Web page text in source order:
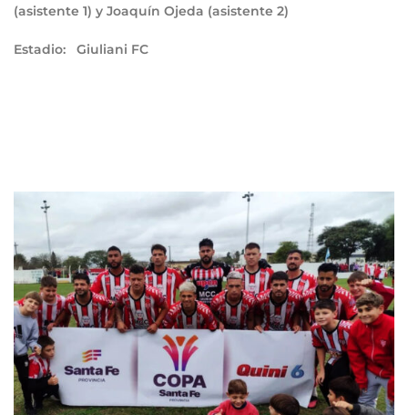
(asistente 1) y Joaquín Ojeda (asistente 2)
Estadio: Giuliani FC